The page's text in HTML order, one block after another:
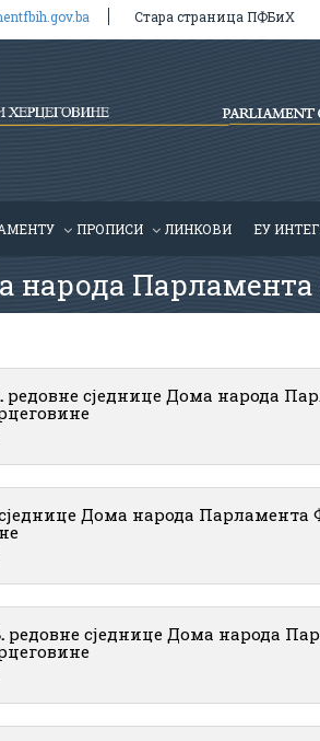
Стара страница ПФБиХ
ПРОПИСИ ЛИНКОВИ ЕУ
народа
редовне сједнице Дома народа
Дома народа Парламента
редовне сједнице Дома народа